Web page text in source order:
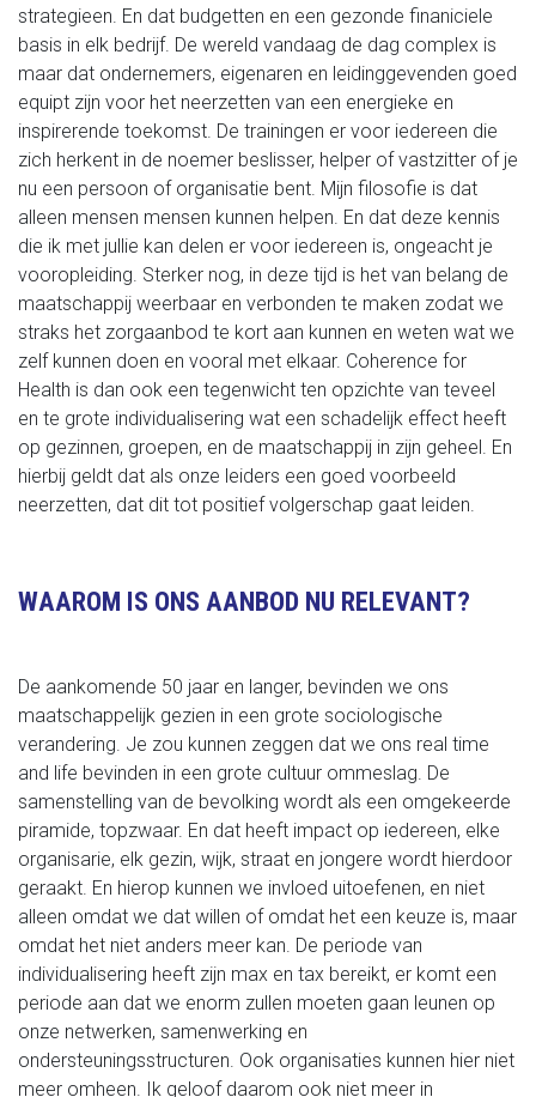
strategieen. En dat budgetten en een gezonde finaniciele
basis in elk bedrijf. De wereld vandaag de dag complex is
maar dat ondernemers, eigenaren en leidinggevenden goed
equipt zijn voor het neerzetten van een energieke en
inspirerende toekomst. De trainingen er voor iedereen die
zich herkent in de noemer beslisser, helper of vastzitter of je
nu een persoon of organisatie bent. Mijn filosofie is dat
alleen mensen mensen kunnen helpen. En dat deze kennis
die ik met jullie kan delen er voor iedereen is, ongeacht je
vooropleiding. Sterker nog, in deze tijd is het van belang de
maatschappij weerbaar en verbonden te maken zodat we
straks het zorgaanbod te kort aan kunnen en weten wat we
zelf kunnen doen en vooral met elkaar. Coherence for
Health is dan ook een tegenwicht ten opzichte van teveel
en te grote individualisering wat een schadelijk effect heeft
op gezinnen, groepen, en de maatschappij in zijn geheel. En
hierbij geldt dat als onze leiders een goed voorbeeld
neerzetten, dat dit tot positief volgerschap gaat leiden.
WAAROM IS ONS AANBOD NU RELEVANT?
De aankomende 50 jaar en langer, bevinden we ons
maatschappelijk gezien in een grote sociologische
verandering. Je zou kunnen zeggen dat we ons real time
and life bevinden in een grote cultuur ommeslag. De
samenstelling van de bevolking wordt als een omgekeerde
piramide, topzwaar. En dat heeft impact op iedereen, elke
organisarie, elk gezin, wijk, straat en jongere wordt hierdoor
geraakt. En hierop kunnen we invloed uitoefenen, en niet
alleen omdat we dat willen of omdat het een keuze is, maar
omdat het niet anders meer kan. De periode van
individualisering heeft zijn max en tax bereikt, er komt een
periode aan dat we enorm zullen moeten gaan leunen op
onze netwerken, samenwerking en
ondersteuningsstructuren. Ook organisaties kunnen hier niet
meer omheen. Ik geloof daarom ook niet meer in